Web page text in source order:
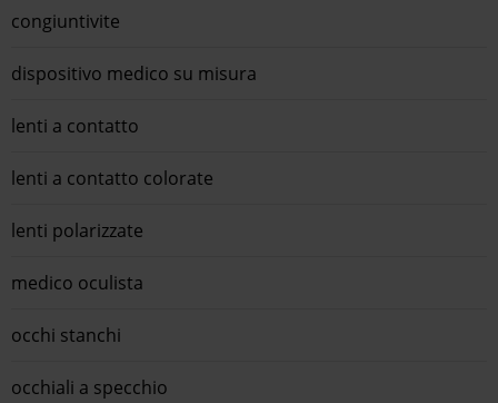
congiuntivite
dispositivo medico su misura
lenti a contatto
lenti a contatto colorate
lenti polarizzate
medico oculista
occhi stanchi
occhiali a specchio